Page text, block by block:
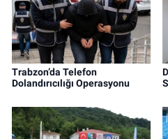
Trabzon’da Telefon
Dolandırıcılığı Operasyonu